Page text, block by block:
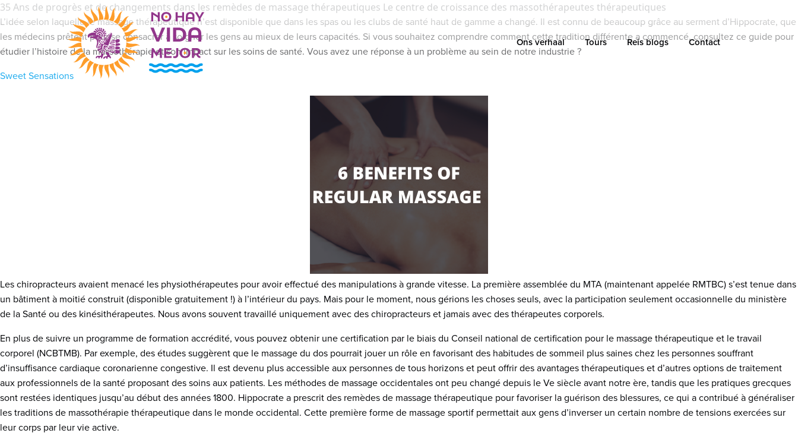
Ons verhaal Tours Reis blogs Contact
35 Ans de progrès et de changements dans les remèdes de massage thérapeutiques Le centre de croissance des massothérapeutes thérapeutiques
L’idée selon laquelle le massage thérapeutique n’est disponible que dans les spas ou les clubs de santé haut de gamme a changé. Il est connu de beaucoup grâce au serment d’Hippocrate, que
les médecins prêtent pour se consacrer à soigner les gens au mieux de leurs capacités. Si vous souhaitez comprendre comment cette tradition différente a commencé, consultez ce guide pour
étudier l’histoire de la massothérapie et son impact sur les soins de santé. Vous avez une réponse à un problème au sein de notre industrie ?
Sweet Sensations
Les chiropracteurs avaient menacé les physiothérapeutes pour avoir effectué des manipulations à grande vitesse. La première assemblée du MTA (maintenant appelée RMTBC) s’est tenue dans
un bâtiment à moitié construit (disponible gratuitement !) à l’intérieur du pays. Mais pour le moment, nous gérions les choses seuls, avec la participation seulement occasionnelle du ministère
de la Santé ou des kinésithérapeutes. Nous avons souvent travaillé uniquement avec des chiropracteurs et jamais avec des thérapeutes corporels.
En plus de suivre un programme de formation accrédité, vous pouvez obtenir une certification par le biais du Conseil national de certification pour le massage thérapeutique et le travail
corporel (NCBTMB). Par exemple, des études suggèrent que le massage du dos pourrait jouer un rôle en favorisant des habitudes de sommeil plus saines chez les personnes souffrant
d’insuffisance cardiaque coronarienne congestive. Il est devenu plus accessible aux personnes de tous horizons et peut offrir des avantages thérapeutiques et d’autres options de traitement
aux professionnels de la santé proposant des soins aux patients. Les méthodes de massage occidentales ont peu changé depuis le Ve siècle avant notre ère, tandis que les pratiques grecques
sont restées identiques jusqu’au début des années 1800. Hippocrate a prescrit des remèdes de massage thérapeutique pour favoriser la guérison des blessures, ce qui a contribué à généraliser
les traditions de massothérapie thérapeutique dans le monde occidental. Cette première forme de massage sportif permettait aux gens d’inverser un certain nombre de tensions exercées sur
leur corps par leur vie active.